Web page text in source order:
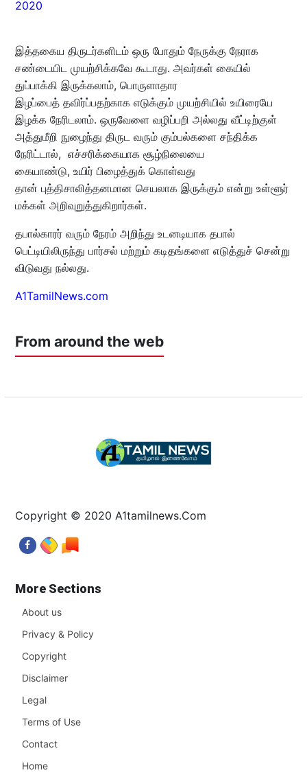
2020
இத்தகைய திருடர்களிடம் ஒரு போதும் நேருக்கு நேராக
சண்டையிட முயற்சிக்கவே கூடாது. அவர்கள் கையில்
துப்பாக்கி இருக்கலாம், பொருளாதார
இழப்பைத் தவிர்ப்பதற்காக எடுக்கும் முயற்சியில் உயிரையே
இழக்க நேரிடலாம். ஒருவேளை வழிப்பறி அல்லது வீட்டிற்குள்
அத்துமீறி நுழைந்து திருட வரும் கும்பல்களை சந்திக்க
நேரிட்டால், எச்சரிக்கையாக சூழ்நிலையை
கையாண்டு, உயிர் பிழைத்துக் கொள்வது
தான் புத்திசாலித்தனமான செயலாக இருக்கும் என்று உள்ளூர்
மக்கள் அறிவுறுத்துகிறார்கள்.
தபால்காரர் வரும் நேரம் அறிந்து உடனடியாக தபால்
பெட்டியிலிருந்து பார்சல் மற்றும் கடிதங்களை எடுத்துச் சென்று
விடுவது நல்லது.
A1TamilNews.com
From around the web
Copyright © 2020 A1tamilnews.Com
More Sections
About us
Privacy & Policy
Copyright
Disclaimer
Legal
Terms of Use
Contact
Home